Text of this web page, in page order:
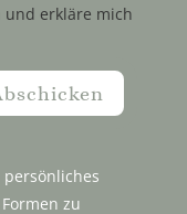
erkläre mich
zu